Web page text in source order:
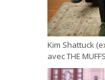
Kim Shattuck
avec THE MUFFS